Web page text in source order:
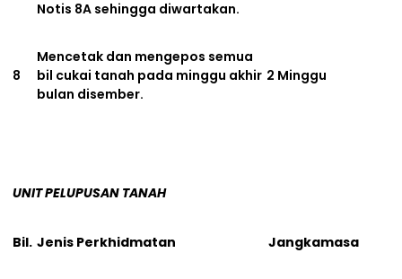
Notis 8A sehingga diwartakan.
8
Mencetak dan mengepos semua
bil cukai tanah pada minggu akhir
bulan disember.
2 Minggu
UNIT PELUPUSAN TANAH
Bil. Jenis Perkhidmatan Jangkamasa